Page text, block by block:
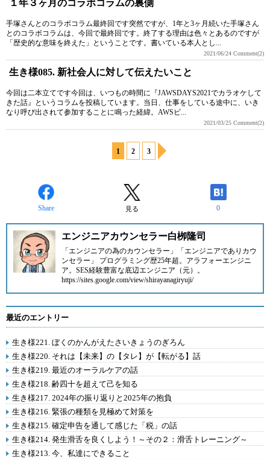
１年３ヶ月のコラボコラムの裏側
手塚さんとのコラボコラム最終回です突然ですが、1年と3ヶ月続いた手塚さん
とのコラボコラムは、今回で最終回です。終了する理由は色々とあるのですが
「歴史的な意味を終えた」ということです。書いている本人とし...
2021/06/24 Comment(2)
生き様085. 新社会人に対して伝えたいこと
今回は二本立てです今回は、いつもの時間に『JAWSDAYS2021でカラオケして
きた話』というコラムを投稿しています。当日、仕事をしている途中に、いき
なり呼び出されて参加することに鳴った経緯。AWSビ...
2021/03/25 Comment(2)
1 2 3
Share 見る 0
エンジニアカウンセラー白栁隆司
「エンジニアの為のカウンセラー」「エンジニアでありカウ
ンセラー」 プログラミング歴25年超。アラフォーエンジニ
ア。SES経験豊富な底辺エンジニア（元）。
https://sites.google.com/view/shirayanagiryuji/
最近のエントリー
生き様221. ぼくのかんがえたさいきょうのぎろん
生き様220. それは【未来】の【タレ】が【転がる】話
生き様219. 最近のオーラルケアの話
生き様218. 齢四十を超えて己を知る
生き様217. 2024年の振り返りと2025年の抱負
生き様216. 緊張の種類を見極めて対策を
生き様215. 確定申告を通して感じた「税」の話
生き様214. 発生滑舌を良くしよう！～その２：滑舌トレーニング～
生き様213. 今、私達にできること